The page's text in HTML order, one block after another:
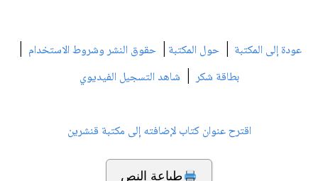
عودة إلى المكتبة | حول المكتبة | حقوق النشر وشروط الاستخدام |
بطاقة شكر| شاهد التسجيل الفيديوي
اقترح عنوان كتاب لإضافته إلى مكتبة قنشرين
طباعة النص